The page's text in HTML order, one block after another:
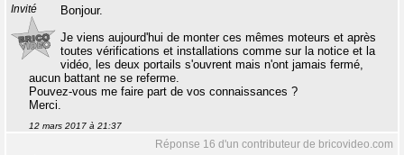
Invité
Bonjour.
Je viens aujourd'hui de monter ces mêmes moteurs et après
toutes vérifications et installations comme sur la notice et la
vidéo, les deux portails s'ouvrent mais n'ont jamais fermé,
aucun battant ne se referme.
Pouvez-vous me faire part de vos connaissances ?
Merci.
12 mars 2017 à 21:37
Réponse 16 d'un contributeur de bricovideo.com